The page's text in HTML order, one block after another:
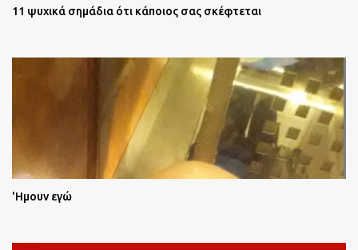
11 ψυχικά σημάδια ότι κάποιος σας σκέφτεται
'Ημουν εγώ